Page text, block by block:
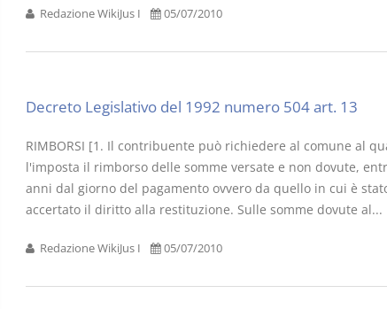
Redazione WikiJus I 05/07/2010
Decreto Legislativo del 1992 numero 504 art. 13
RIMBORSI [1. Il contribuente può richiedere al comune al
l'imposta il rimborso delle somme versate e non dovute,
anni dal giorno del pagamento ovvero da quello in cui è
accertato il diritto alla restituzione. Sulle somme dovute al...
Redazione WikiJus I 05/07/2010